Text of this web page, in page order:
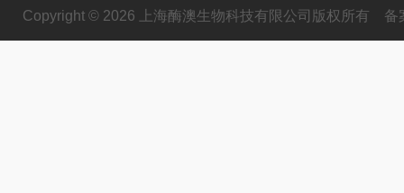
Copyright © 2026 上海酶澳生物科技有限公司版权所有 备